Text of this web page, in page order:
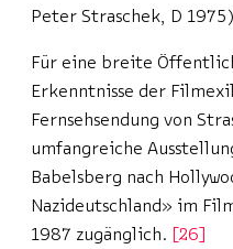
Peter Straschek, D
Für eine breite
Erkenntnisse der
Fernsehsendung von
umfangreiche
Babelsberg nach
Nazideutschland» im
1987 zugänglich.
26